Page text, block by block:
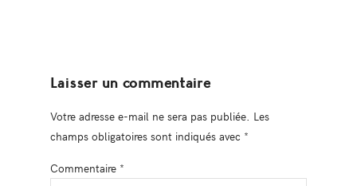
Laisser un commentaire
Votre adresse e-mail ne sera pas publiée. Les
champs obligatoires sont indiqués avec *
Commentaire *